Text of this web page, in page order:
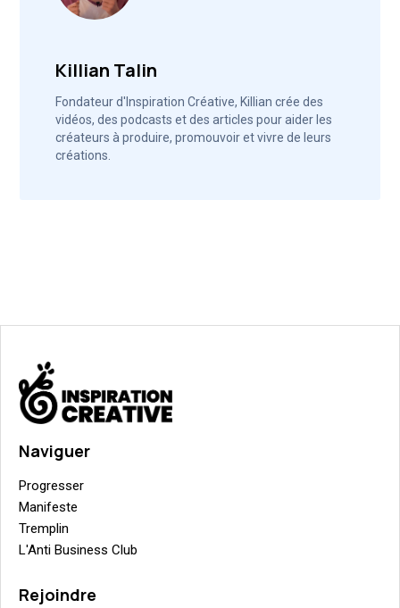
Killian Talin
Fondateur d'Inspiration Créative, Killian crée des
vidéos, des podcasts et des articles pour aider les
créateurs à produire, promouvoir et vivre de leurs
créations.
Naviguer
Progresser
Manifeste
Tremplin
L'Anti Business Club
Rejoindre